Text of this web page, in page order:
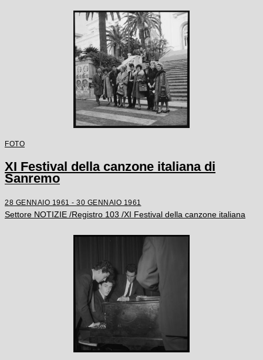
FOTO
XI Festival della canzone italiana di
Sanremo
28 GENNAIO 1961 - 30 GENNAIO 1961
Settore NOTIZIE /Registro 103 /XI Festival della canzone italiana